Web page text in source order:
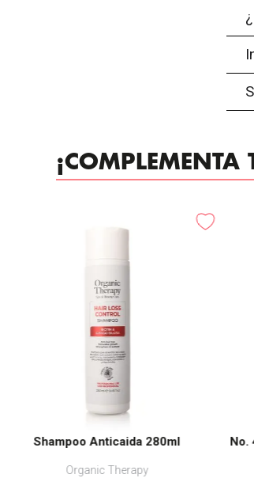
¡COMPLEMENTA
Shampoo Anticaida 280ml
Organic Therapy
No.